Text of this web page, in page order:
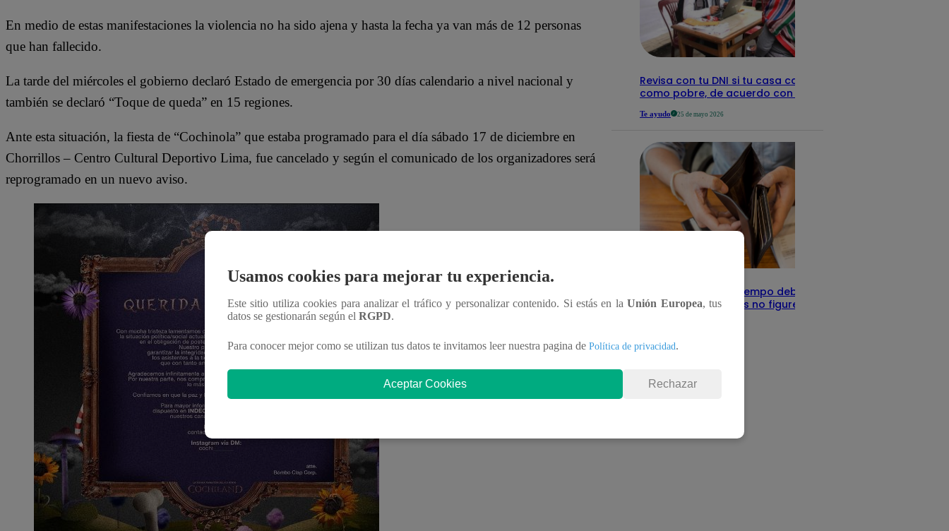
En medio de estas manifestaciones la violencia no ha sido ajena y hasta la fecha ya van más de 12 personas
que han fallecido.
La tarde del miércoles el gobierno declaró Estado de emergencia por 30 días calendario a nivel nacional y
también se declaró “Toque de queda” en 15 regiones.
Ante esta situación, la fiesta de “Cochinola” que estaba programado para el día sábado 17 de diciembre en
Chorrillos – Centro Cultural Deportivo Lima, fue cancelado y según el comunicado de los organizadores será
reprogramado en un nuevo aviso.
Revisa con tu DNI si tu casa califica
como pobre, de acuerdo con el Sisfoh
Te ayudo 25 de mayo 2026
Infocorp: ¿Cuánto tiempo debe pasar
para que tus deudas no figuren en su
Usamos cookies para mejorar tu experiencia.
Este sitio utiliza cookies para analizar el tráfico y personalizar contenido. Si estás en laUnión Europea, tus
datos se gestionarán según el RGPD.
Para conocer mejor como se utilizan tus datos te invitamos leer nuestra pagina de Política de privacidad.
Aceptar Cookies Rechazar